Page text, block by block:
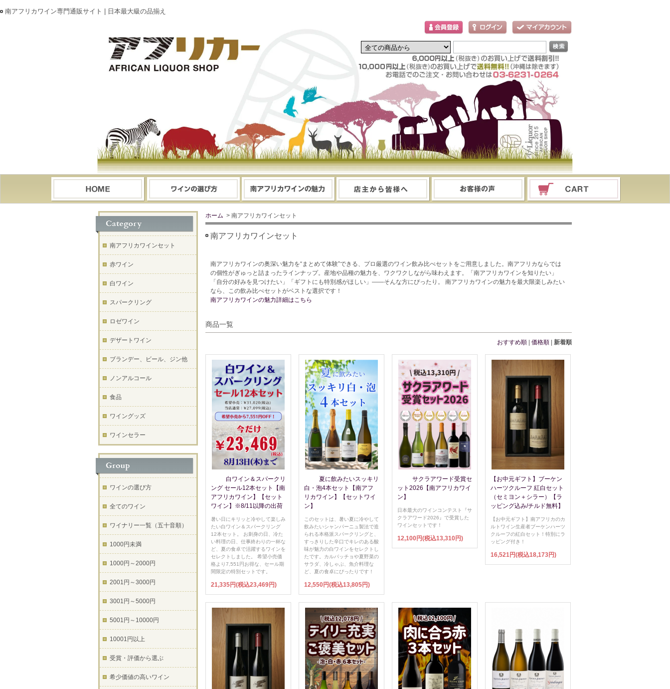
南アフリカワイン専門通販サイト | 日本最大級の品揃え
ホーム > 南アフリカワインセット
南アフリカワインセット
南アフリカワインの奥深い魅力を“まとめて体験”できる、プロ厳選のワイン飲み比べセットをご用意しました。南アフリカならでは
の個性がぎゅっと詰まったラインナップ。産地や品種の魅力を、ワクワクしながら味わえます。「南アフリカワインを知りたい」
「自分の好みを見つけたい」「ギフトにも特別感がほしい」——そんな方にぴったり。 南アフリカワインの魅力を最大限楽しみたい
なら、この飲み比べセットがベストな選択です！
南アフリカワインの魅力詳細はこちら
商品一覧
おすすめ順 価格順 新着順
白ワイン＆スパークリ
ング セール12本セット【南
アフリカワイン】【セット
ワイン】※8/11以降の出荷
暑い日にキリッと冷やして楽しみ
たい白ワイン＆スパークリング
12本セット。 お刺身の日、冷た
い料理の日、仕事終わりの一杯な
ど、夏の食卓で活躍するワインを
セレクトしました。 希望小売価
格より7,551円お得な、セール期
間限定の特別セットです。
21,335円(税込23,469円)
夏に飲みたいスッキリ
白・泡4本セット【南アフ
リカワイン】【セットワイ
ン】
このセットは、暑い夏に冷やして
飲みたいシャンパーニュ製法で造
られる本格派スパークリングと、
すっきりした辛口でキレのある酸
味が魅力の白ワインをセレクトし
たです。カルパッチョや夏野菜の
サラダ、冷しゃぶ、魚介料理な
ど、夏の食卓にぴったりです！
12,550円(税込13,805円)
サクラアワード受賞セ
ット2026【南アフリカワイ
ン】
日本最大のワインコンテスト『サ
クラアワード2026』で受賞した
ワインセットです！
12,100円(税込13,310円)
【お中元ギフト】ブーケン
ハーツクルーフ 紅白セット
（セミヨン＋シラー）【ラ
ッピング込み/チルド無料】
【お中元ギフト】南アフリカのカ
ルトワイン生産者ブーケンハーツ
クルーフの紅白セット！特別にラ
ッピング付き！
16,521円(税込18,173円)
南アフリカワインセット
赤ワイン
白ワイン
スパークリング
ロゼワイン
デザートワイン
ブランデー、ビール、ジン他
ノンアルコール
食品
ワイングッズ
ワインセラー
ワインの選び方
全てのワイン
ワイナリー一覧（五十音順）
1000円未満
1000円～2000円
2001円～3000円
3001円～5000円
5001円～10000円
10001円以上
受賞・評価から選ぶ
希少価値の高いワイン